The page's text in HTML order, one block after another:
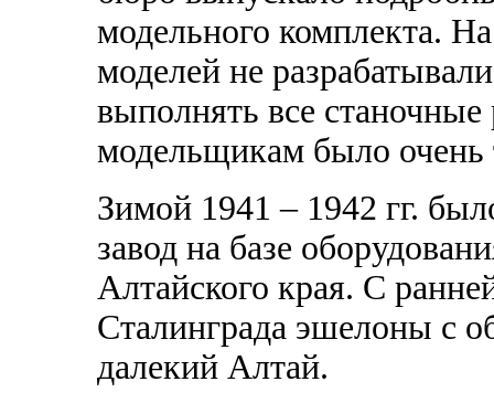
модельного комплекта.
моделей не
выполнять все
модельщикам было очень
Зимой 1941 – 1942 гг.
завод на базе
Алтайского края. С
Сталинграда эшелоны с
далекий Алтай.